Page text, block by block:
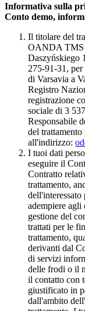
Informativa sulla
Conto demo,
Il titolare del
OANDA TMS
Daszyńskiego
275-91-31,
di Varsavia a
Registro
registrazione
sociale di 3
Responsabile
del trattamento
all'indirizzo:
I tuoi dati
eseguire il
Contratto
trattamento,
adempiere
gestione del
trattati per le
trattamento,
derivanti dal
di servizi
delle frodi o il
il contatto con
giustificato in
dall'ambito